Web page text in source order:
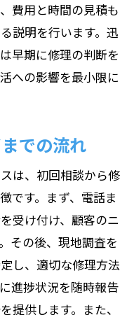
費用と時間の見積も
説明を行います。迅
早期に修理の判断を
への影響を最小限に
での流れ
は、初回相談から修
です。まず、電話ま
受け付け、顧客のニ
その後、現地調査を
し、適切な修理方法
進捗状況を随時報告
提供します。また、